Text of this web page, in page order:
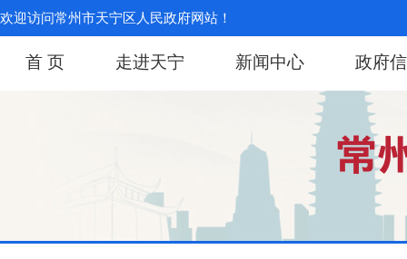
欢迎访问常州市天宁区人民政府网站！
首 页 走进天宁 新闻中心 政府